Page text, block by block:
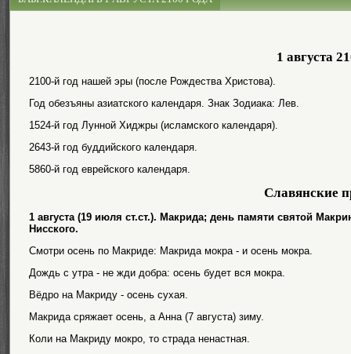
1 августа
2100-й год нашей эры (после Рождества Христова).
Год обезъяны азиатского календаря. Знак Зодиака: Лев.
1524-й год Лунной Хиджры (исламского календаря).
2643-й год буддийского календаря.
5860-й год еврейского календаря.
Славянские
1 августа (19 июля ст.ст.). Макрида; день памяти святой
Нисского.
Смотри осень по Макриде: Макрида мокра - и осень мокра.
Дождь с утра - не жди добра: осень будет вся мокра.
Вёдро на Макриду - осень сухая.
Макрида сряжает осень, а Анна (7 августа) зиму.
Коли на Макриду мокро, то страда ненастная.